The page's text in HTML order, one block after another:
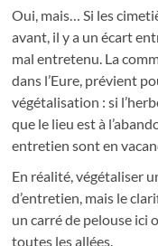
Oui, mais… Si les
avant, il y a un écart
mal entretenu. La
dans l’Eure, prévient
végétalisation : si
que le lieu est à
entretien sont en
En réalité, végétaliser
d’entretien, mais le
un carré de pelouse ici
toutes les allées.